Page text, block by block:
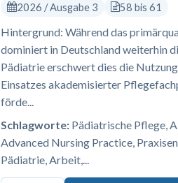
2026 / Ausgabe 3
58 bis 61
Hintergrund: Während das
dominiert in Deutschland weiterhin
Pädiatrie erschwert dies die
Einsatzes akademisierter
förde...
Schlagworte: Pädiatrische Pflege,
Advanced Nursing Practice,
Pädiatrie, Arbeit,...